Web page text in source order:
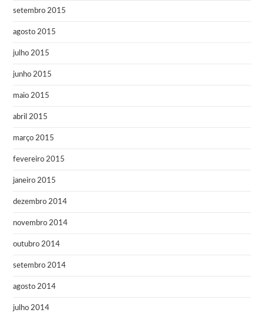
setembro 2015
agosto 2015
julho 2015
junho 2015
maio 2015
abril 2015
março 2015
fevereiro 2015
janeiro 2015
dezembro 2014
novembro 2014
outubro 2014
setembro 2014
agosto 2014
julho 2014